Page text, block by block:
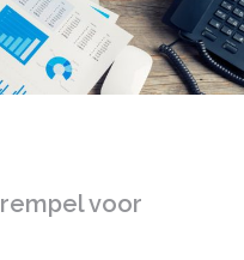
voor